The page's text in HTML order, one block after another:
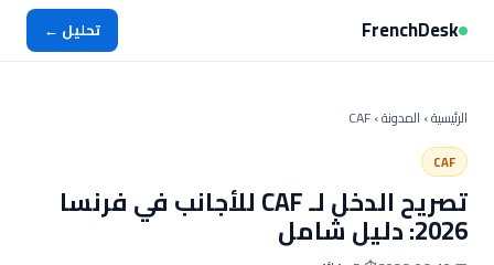
FrenchDesk تحليل ←
الرئيسية› المدونة› CAF
CAF
تصريح الدخل لـ CAF للأجانب في فرنسا
2026: دليل شامل